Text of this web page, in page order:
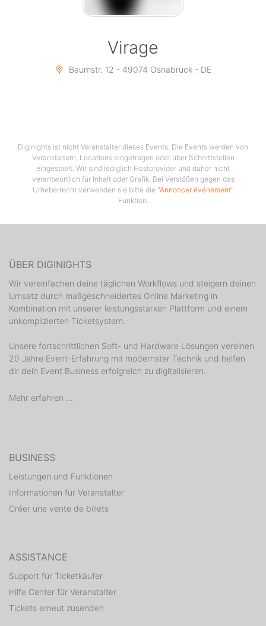
50,-€ Freiverzehr.
_________________________________________________
RESERVIERUNGEN:
_________________________________________________
OPEN AREAS:
MAIN: RUSSIAN MUSIC
UNIQUE: LATIN
BLACK VINYL: FINEST HIP HOP & RnB & DANCEHALL
*ALS GESCHLOSSENE GRUPPE DIREKT VOR DEM
Virage
Baumstr. 12 - 49074 Osnabrück - DE
Diginights ist nicht Veranstalter dieses Events. Die Events werden von
Veranstaltern, Locations eingetragen oder über Schnittstellen
eingespielt. Wir sind lediglich Hostprovider und daher nicht
verantwortlich für Inhalt oder Grafik. Bei Verstößen gegen das
Urheberrecht verwenden sie bitte die "Annoncer événement"
Funktion.
ÜBER DIGINIGHTS
Wir vereinfachen deine täglichen Workflows und steigern deinen
Umsatz durch maßgeschneidertes Online Marketing in
Kombination mit unserer leistungsstarken Plattform und einem
unkomplizierten Ticketsystem.
Unsere fortschrittlichen Soft- und Hardware Lösungen vereinen
20 Jahre Event-Erfahrung mit modernster Technik und helfen
dir dein Event Business erfolgreich zu digitalisieren.
Mehr erfahren ...
BUSINESS
Leistungen und Funktionen
Informationen für Veranstalter
Créer une vente de billets
ASSISTANCE
Support für Ticketkäufer
Hilfe Center für Veranstalter
Tickets erneut zusenden